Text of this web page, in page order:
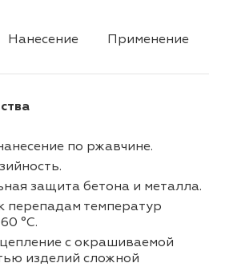
Нанесение Применение
по ржавчине.
защита бетона и металла.
перепадам температур
°С.
с окрашиваемой
изделий сложной